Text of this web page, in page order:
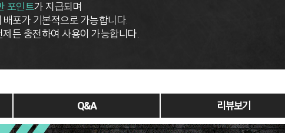
포인트가 지급되며
배포가 기본적으로 가능합니다.
든 충전하여 사용이 가능합니다.
Q&A 리뷰보기